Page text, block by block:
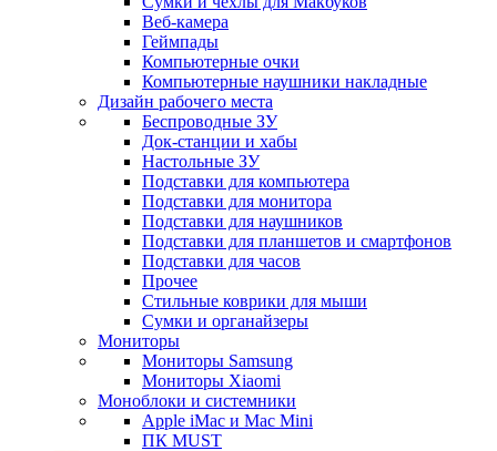
Веб-камера
Геймпады
Компьютерные очки
Компьютерные наушники накладные
Дизайн рабочего места
Беспроводные ЗУ
Док-станции и хабы
Настольные ЗУ
Подставки для компьютера
Подставки для монитора
Подставки для наушников
Подставки для планшетов и смартфонов
Подставки для часов
Прочее
Стильные коврики для мыши
Сумки и органайзеры
Мониторы
Мониторы Samsung
Мониторы Xiaomi
Моноблоки и системники
Apple iMac и Mac Mini
ПК MUST